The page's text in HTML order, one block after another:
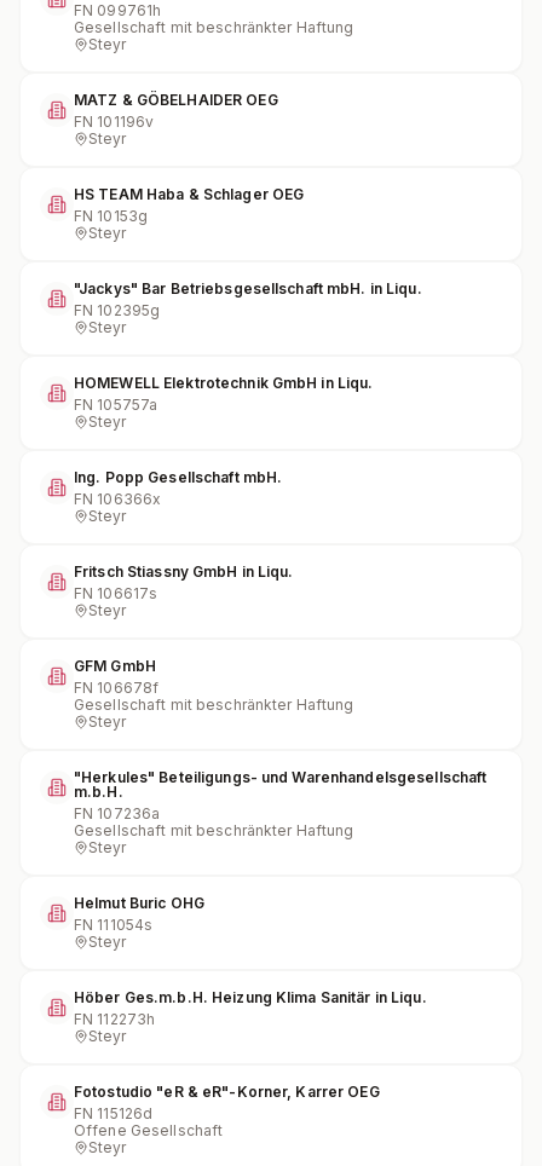
FN 099761h
Gesellschaft mit beschränkter Haftung
Steyr
MATZ & GÖBELHAIDER OEG
FN 101196v
Steyr
HS TEAM Haba & Schlager OEG
FN 10153g
Steyr
"Jackys" Bar Betriebsgesellschaft mbH. in Liqu.
FN 102395g
Steyr
HOMEWELL Elektrotechnik GmbH in Liqu.
FN 105757a
Steyr
Ing. Popp Gesellschaft mbH.
FN 106366x
Steyr
Fritsch Stiassny GmbH in Liqu.
FN 106617s
Steyr
GFM GmbH
FN 106678f
Gesellschaft mit beschränkter Haftung
Steyr
"Herkules" Beteiligungs- und Warenhandelsgesellschaft
m.b.H.
FN 107236a
Gesellschaft mit beschränkter Haftung
Steyr
Helmut Buric OHG
FN 111054s
Steyr
Höber Ges.m.b.H. Heizung Klima Sanitär in Liqu.
FN 112273h
Steyr
Fotostudio "eR & eR"-Korner, Karrer OEG
FN 115126d
Offene Gesellschaft
Steyr